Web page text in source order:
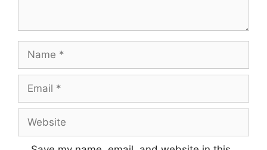
Name
Email
Website